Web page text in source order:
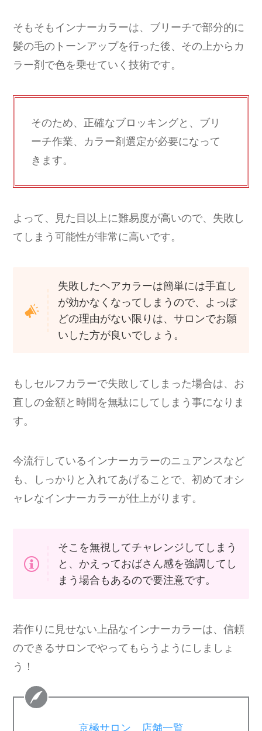
そもそもインナーカラーは、ブリーチで部分的に
髪の毛のトーンアップを行った後、その上からカ
ラー剤で色を乗せていく技術です。
そのため、正確なブロッキングと、ブリ
ーチ作業、カラー剤選定が必要になって
きます。
よって、見た目以上に難易度が高いので、失敗し
てしまう可能性が非常に高いです。
失敗したヘアカラーは簡単には手直し
が効かなくなってしまうので、よっぽ
どの理由がない限りは、サロンでお願
いした方が良いでしょう。
もしセルフカラーで失敗してしまった場合は、お
直しの金額と時間を無駄にしてしまう事になりま
す。
今流行しているインナーカラーのニュアンスなど
も、しっかりと入れてあげることで、初めてオシ
ャレなインナーカラーが仕上がります。
そこを無視してチャレンジしてしまう
と、かえっておばさん感を強調してし
まう場合もあるので要注意です。
若作りに見せない上品なインナーカラーは、信頼
のできるサロンでやってもらうようにしましょ
う！
京極サロン 店舗一覧